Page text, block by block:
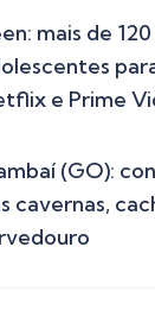
mais de
e Prime
(GO):
cavernas,